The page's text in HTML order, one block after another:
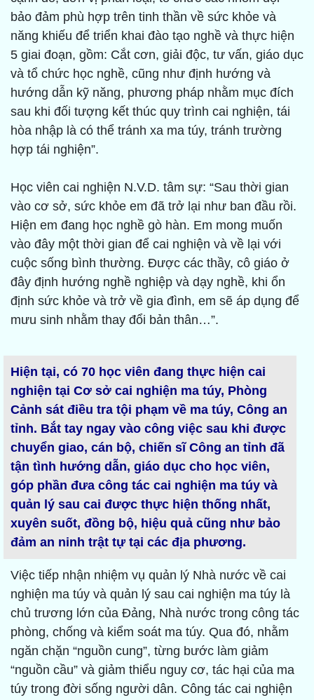
bảo đảm phù hợp trên tinh thần về sức khỏe và
năng khiếu để triển khai đào tạo nghề và thực hiện
5 giai đoạn, gồm: Cắt cơn, giải độc, tư vấn, giáo dục
và tổ chức học nghề, cũng như định hướng và
hướng dẫn kỹ năng, phương pháp nhằm mục đích
sau khi đối tượng kết thúc quy trình cai nghiện, tái
hòa nhập là có thể tránh xa ma túy, tránh trường
hợp tái nghiện”.
Học viên cai nghiện N.V.D. tâm sự: “Sau thời gian
vào cơ sở, sức khỏe em đã trở lại như ban đầu rồi.
Hiện em đang học nghề gò hàn. Em mong muốn
vào đây một thời gian để cai nghiện và về lại với
cuộc sống bình thường. Được các thầy, cô giáo ở
đây định hướng nghề nghiệp và dạy nghề, khi ổn
định sức khỏe và trở về gia đình, em sẽ áp dụng để
mưu sinh nhằm thay đổi bản thân…”.
Hiện tại, có 70 học viên đang thực hiện cai
nghiện tại Cơ sở cai nghiện ma túy, Phòng
Cảnh sát điều tra tội phạm về ma túy, Công an
tỉnh. Bắt tay ngay vào công việc sau khi được
chuyển giao, cán bộ, chiến sĩ Công an tỉnh đã
tận tình hướng dẫn, giáo dục cho học viên,
góp phần đưa công tác cai nghiện ma túy và
quản lý sau cai được thực hiện thống nhất,
xuyên suốt, đồng bộ, hiệu quả cũng như bảo
đảm an ninh trật tự tại các địa phương.
Việc tiếp nhận nhiệm vụ quản lý Nhà nước về cai
nghiện ma túy và quản lý sau cai nghiện ma túy là
chủ trương lớn của Đảng, Nhà nước trong công tác
phòng, chống và kiểm soát ma túy. Qua đó, nhằm
ngăn chặn “nguồn cung”, từng bước làm giảm
“nguồn cầu” và giảm thiểu nguy cơ, tác hại của ma
túy trong đời sống người dân. Công tác cai nghiện